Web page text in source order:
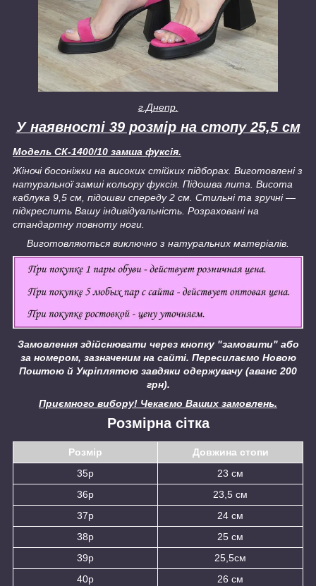
г.Днепр.
У наявності 39 розмір на стопу 25,5 см
Модель СК-1400/10 замша фуксія.
Жіночі босоніжки на високих стійких підборах. Виготовлені з
натуральної замші кольору фуксія. Підошва лита. Висота
каблука 9,5 см, підошви спереду 2 см. Стильні та зручні —
підкреслить Вашу індивідуальність. Розраховані на
стандартну повноту ноги.
Виготовляються виключно з натуральних матеріалів.
Замовлення здійснювати через кнопку "замовити" або
за номером, зазначеним на сайті. Пересилаємо Новою
Поштою й Укріплятою завдяки одержувачу (аванс 200
грн).
Приємного вибору! Чекаємо Ваших замовлень.
Розмірна сітка
Розмір
Довжина стопи
35р
23 см
36р
23,5 см
37р
24 см
38р
25 см
39р
25,5см
40р
26 см